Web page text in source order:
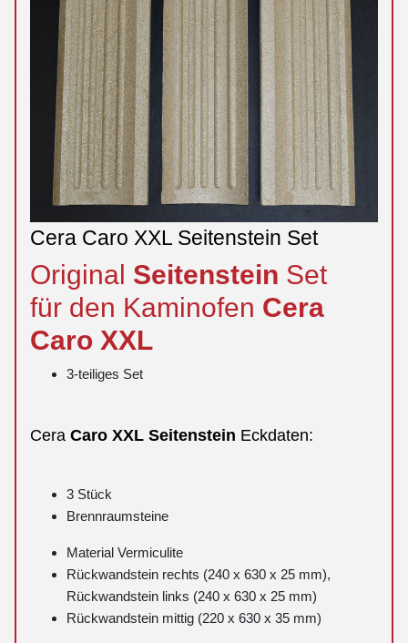
Cera Caro XXL Seitenstein Set
Original Seitenstein Set
für den Kaminofen Cera
Caro XXL
3-teiliges Set
Cera Caro XXL Seitenstein Eckdaten:
3 Stück
Brennraumsteine
Material Vermiculite
Rückwandstein rechts (240 x 630 x 25 mm),
Rückwandstein links (240 x 630 x 25 mm)
Rückwandstein mittig (220 x 630 x 35 mm)